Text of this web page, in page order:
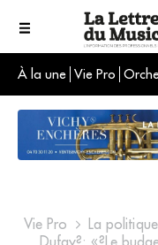
À la une Vie Pro
Vie Pro
La
Dufay?: «?Le